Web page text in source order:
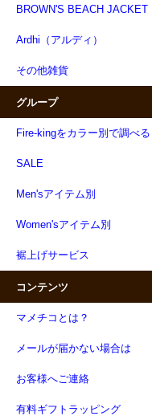
BROWN'S BEACH JACKET
Ardhi（アルディ）
その他雑貨
グループ
Fire-kingをカラー別で調べる
SALE
Men'sアイテム別
Women'sアイテム別
裾上げサービス
コンテンツ
マメチコとは？
メールが届かない場合は
お客様へご連絡
有料ギフトラッピング